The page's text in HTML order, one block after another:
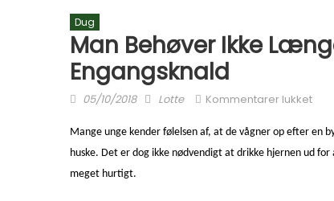
Dug
Man Behøver Ikke
Engangsknald
Posted on
05/10/2018 Author
Lotte Kommentarer lukket
Mange unge kender følelsen af, at de vågner op efter en
huske. Det er dog ikke nødvendigt at drikke hjernen ud for
meget hurtigt.